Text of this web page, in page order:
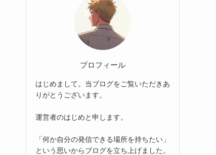
プロフィール
はじめまして。当ブログをご覧いただきあ
りがとうございます。
運営者のはじめと申します。
「何か自分の発信できる場所を持ちたい」
という思いからブログを立ち上げました。